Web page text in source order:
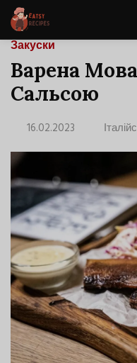
Закуски
Варена
Сальсою
16.02.2023